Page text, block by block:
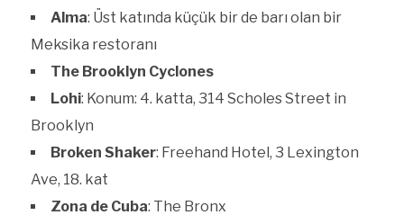
Alma: Üst katında küçük bir de barı olan bir
Meksika restoranı
The Brooklyn Cyclones
Lohi: Konum: 4. katta, 314 Scholes Street in
Brooklyn
Broken Shaker: Freehand Hotel, 3 Lexington
Ave, 18. kat
Zona de Cuba: The Bronx